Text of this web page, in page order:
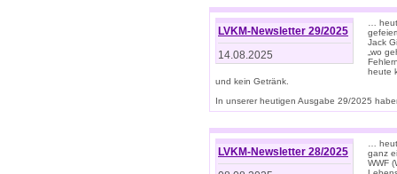
LVKM-Newsletter 29/2025
14.08.2025
…
Jack
„wo
heute
und kein Getränk.
In unserer heutigen Ausgabe 29/2025
LVKM-Newsletter 28/2025
…
ganz
WWF